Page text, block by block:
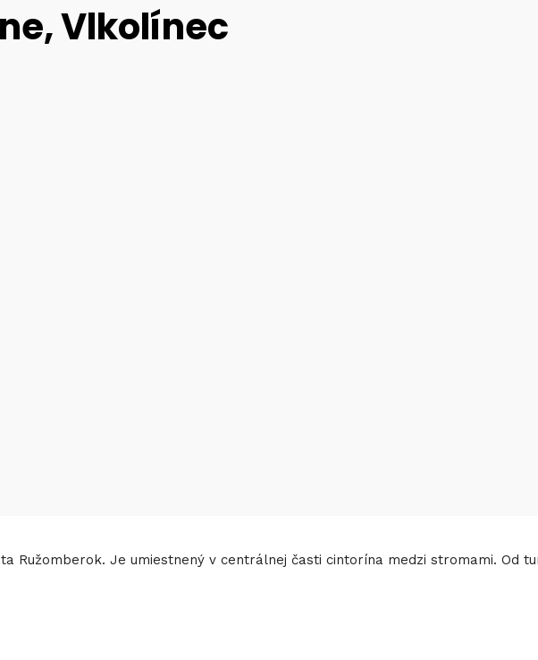
Vlkolínec
Ružomberok. Je umiestnený v centrálnej časti cintorína medzi stromami. Od